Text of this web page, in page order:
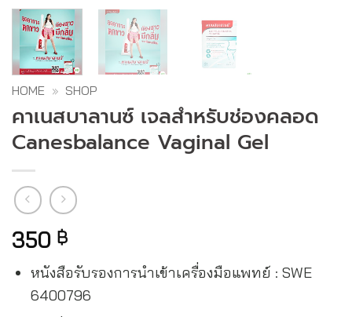
HOME » SHOP
คาเนสบาลานซ์ เจลสำหรับช่องคลอด
Canesbalance Vaginal Gel
350 ฿
หนังสือรับรองการนำเข้าเครื่องมือแพทย์ : SWE
6400796